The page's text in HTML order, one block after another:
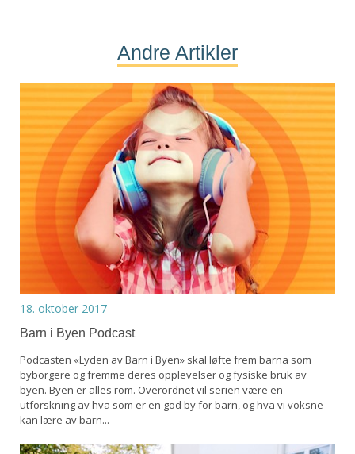
Andre Artikler
18. oktober 2017
Barn i Byen Podcast
Podcasten «Lyden av Barn i Byen» skal løfte frem barna som
byborgere og fremme deres opplevelser og fysiske bruk av
byen. Byen er alles rom. Overordnet vil serien være en
utforskning av hva som er en god by for barn, og hva vi voksne
kan lære av barn...